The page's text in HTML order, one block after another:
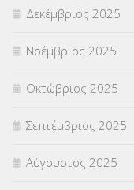
ΣΧΟΛΙΚΟΙ ΣΥΜΒΟΥΛΟΙ
ΥΠΕΡΑΡΙΘΜΟΙ(1)
ΥΠΟΤΡΟΦΙΕΣ(28)
ΦΥΣΙΚΗ ΑΓΩΓΗ(692)
Χωρίς κατηγορία
Δεκέμβριος 2025
Νοέμβριος 2025
Οκτώβριος 2025
Σεπτέμβριος 2025
Αύγουστος 2025